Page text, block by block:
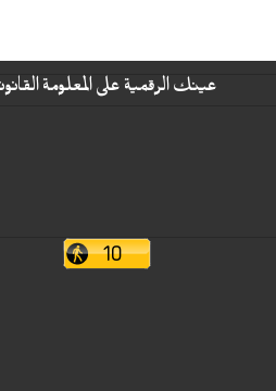
عينك الرقمية على المعلومة